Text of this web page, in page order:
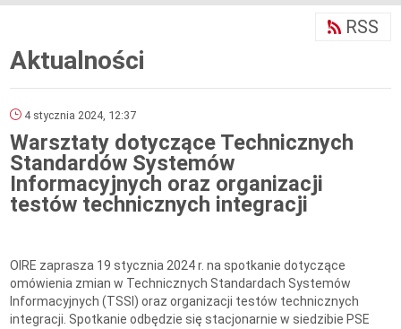
Aktualności
RSS
4 stycznia 2024, 12:37
Warsztaty dotyczące Technicznych
Standardów Systemów
Informacyjnych oraz organizacji
testów technicznych integracji
OIRE zaprasza 19 stycznia 2024 r. na spotkanie dotyczące
omówienia zmian w Technicznych Standardach Systemów
Informacyjnych (TSSI) oraz organizacji testów technicznych
integracji. Spotkanie odbędzie się stacjonarnie w siedzibie PSE